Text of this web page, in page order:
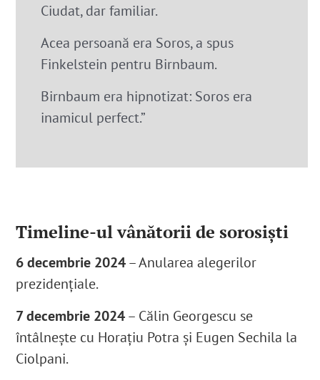
Ciudat, dar familiar.
Acea persoană era Soros, a spus
Finkelstein pentru Birnbaum.
Birnbaum era hipnotizat: Soros era
inamicul perfect.”
Timeline-ul vânătorii de sorosiști
6 decembrie 2024– Anularea alegerilor
prezidențiale.
7 decembrie 2024– Călin Georgescu se
întâlnește cu Horațiu Potra și Eugen Sechila la
Ciolpani.